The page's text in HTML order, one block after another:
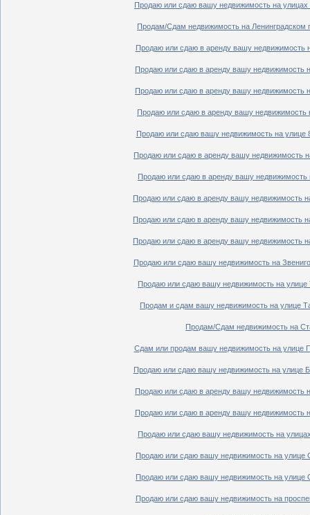
Продаю или сдаю вашу недвижимость на
Продам/Сдам недвижимость на Ленинградском
Продаю или сдаю в аренду вашу недвижимость
Продаю или сдаю в аренду вашу недвижимость
Продаю или сдаю в аренду вашу недвижимость
Продаю или сдаю в аренду вашу недвижимость
Продаю или сдаю вашу недвижимость на улице
Продаю или сдаю в аренду вашу недвижимость
Продаю или сдаю в аренду вашу недвижимость
Продаю или сдаю в аренду вашу недвижимость
Продаю или сдаю в аренду вашу недвижимость
Продаю или сдаю в аренду вашу недвижимость
Продаю или сдаю вашу недвижимость на
Продаю или сдаю вашу недвижимость на улице
Продам и сдам вашу недвижимость на улице
Продам/Сдам недвижимость на
Сдам или продам вашу недвижимость на улице
Продаю или сдаю вашу недвижимость на улице
Продаю или сдаю в аренду вашу недвижимость
Продаю или сдаю в аренду вашу недвижимость
Продаю или сдаю вашу недвижимость на
Продаю или сдаю вашу недвижимость на улице
Продаю или сдаю вашу недвижимость на улице
Продаю или сдаю вашу недвижимость на